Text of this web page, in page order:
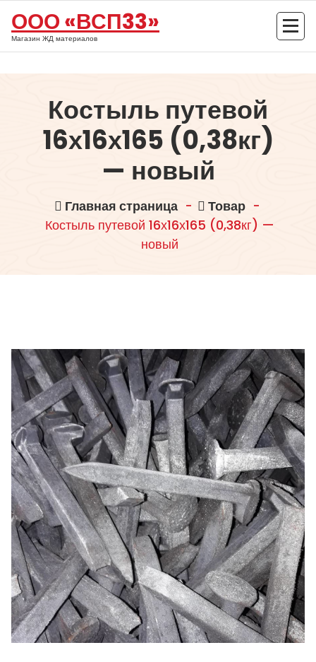
содержимому
ООО «ВСП33»
Магазин ЖД материалов
Костыль путевой
16х16х165 (0,38кг)
— новый
Главная страница- Товар-
Костыль путевой 16х16х165 (0,38кг) —
новый